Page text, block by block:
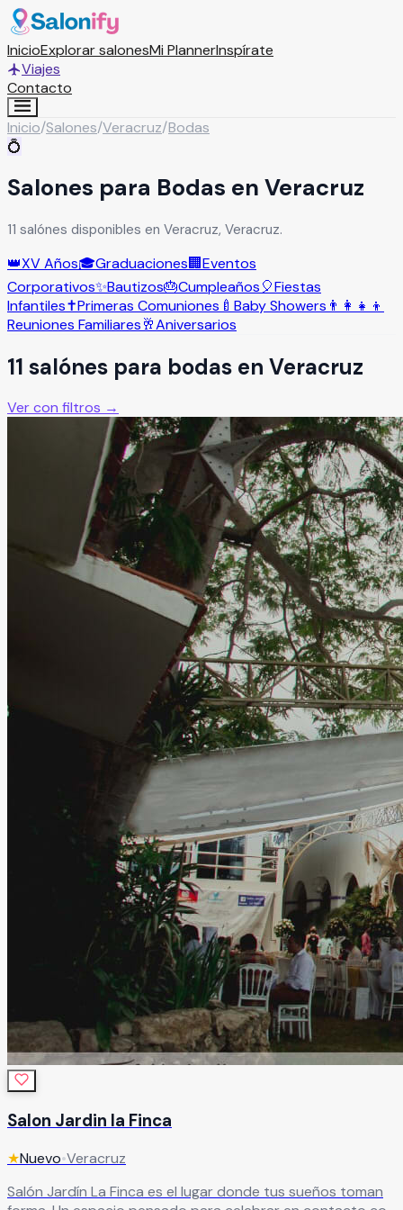
InicioExplorar salonesMi PlannerInspírate
Viajes
Contacto
Inicio/Salones/Veracruz/Bodas
💍
Salones para Bodas en Veracruz
11 salónes disponibles en Veracruz, Veracruz.
👑XV Años🎓Graduaciones🏢Eventos
Corporativos✨Bautizos🎂Cumpleaños🎈Fiestas
Infantiles✝️Primeras Comuniones 🍼 Baby Showers 👨‍👩‍👧‍👦
Reuniones Familiares🥂Aniversarios
11 salónes para bodas en Veracruz
Ver con filtros →
Salon Jardin la Finca
★Nuevo•Veracruz
Salón Jardín La Finca es el lugar donde tus sueños toman